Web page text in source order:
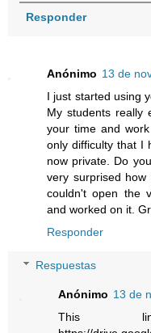
Responder
Anónimo 13 de
I just started using
My students really
your time and
only difficulty that I
now private. Do
very surprised
couldn't open the
and worked on it.
Responder
Respuestas
Anónimo 13 de
This